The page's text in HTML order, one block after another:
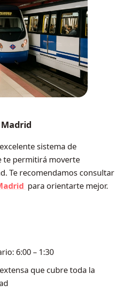
sistema de
te permitirá moverte
Te recomendamos consultar
para orientarte mejor.
6:00 – 1:30
que cubre toda la